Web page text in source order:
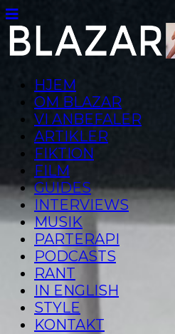
HJEM
OM BLAZAR
VI ANBEFALER
ARTIKLER
FIKTION
FILM
GUIDES
INTERVIEWS
MUSIK
PARTERAPI
PODCASTS
RANT
IN ENGLISH
STYLE
KONTAKT